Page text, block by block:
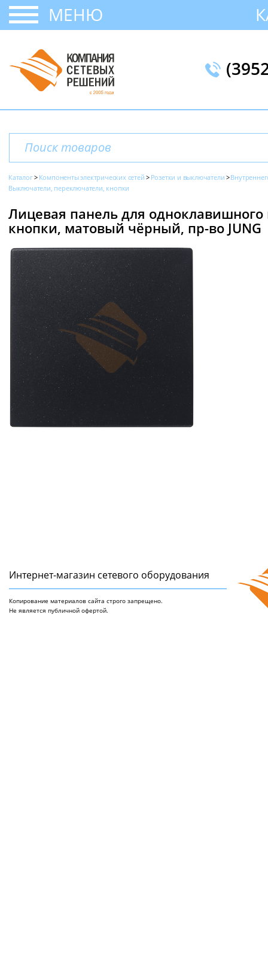
МЕНЮ
Каталог Компоненты электрических сетей Розетки и выключатели
Выключатели, переключатели, кнопки
Лицевая панель для
кнопки, матовый чёрный, пр-во JUNG
Интернет-магазин сетeвого оборудования
Копирование материалов сайта строго запрещено.
Не является публичной офертой.